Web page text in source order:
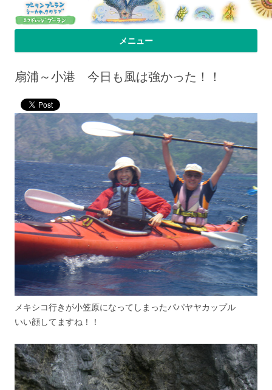
プーラン・プーラン｜小笠原父島 シ
ーカヤック 宿
小笠原父島のシーカヤックスクール＆ツアー「プーランプーランシーカ
ヤッククラブ」、森のコテージのお宿の「プーランビレッジ」のHPへよ
メニュー
扇浦～小港 今日も風は強かった！！
メキシコ行きが小笠原になってしまったパパヤヤカップル
いい顔してますね！！